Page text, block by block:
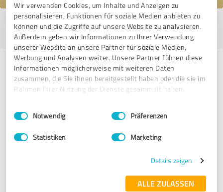
Wir verwenden Cookies, um Inhalte und Anzeigen zu
personalisieren, Funktionen für soziale Medien anbieten zu
können und die Zugriffe auf unsere Website zu analysieren.
Außerdem geben wir Informationen zu Ihrer Verwendung
unserer Website an unsere Partner für soziale Medien,
Werbung und Analysen weiter. Unsere Partner führen diese
Informationen möglicherweise mit weiteren Daten
zusammen, die Sie ihnen bereitgestellt haben oder die sie im
Rahmen Ihrer Nutzung der Dienste gesammelt haben.
Impressum Datenschutzbestimmungen
Einwilligungsauswahl
Notwendig Präferenzen
Statistiken Marketing
Details zeigen
ALLE ZULASSEN
Profil aktiv seit 01.12.2023 |Letzte Aktualisierung: 14.07.2026|Profil
melden
Erfahrungen zu weiteren
Anbietern aus dem Bereich
Feinwerk Immobilien GmbH & Co. KG